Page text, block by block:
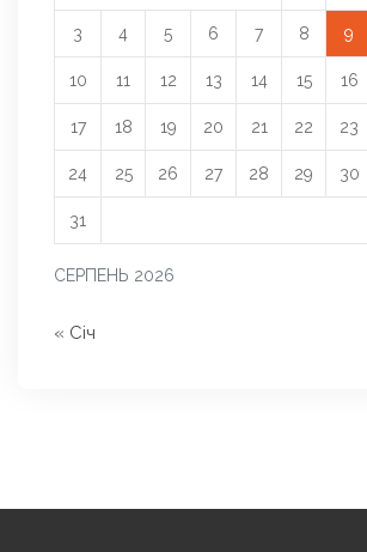
СЕРПЕНЬ 2026
3 4 5 6 7 8 9
10 11 12 13 14 15 16
17 18 19 20 21 22 23
24 25 26 27 28 29 30
31
« Січ